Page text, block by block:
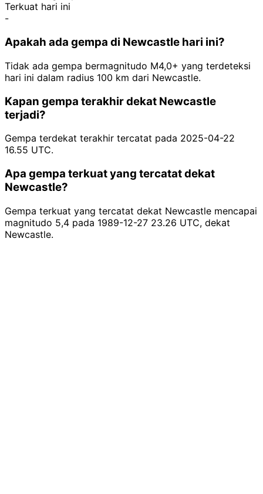
Terkuat hari ini
-
Apakah ada gempa di Newcastle hari ini?
Tidak ada gempa bermagnitudo M4,0+ yang terdeteksi
hari ini dalam radius 100 km dari Newcastle.
Kapan gempa terakhir dekat Newcastle
terjadi?
Gempa terdekat terakhir tercatat pada 2025-04-22
16.55 UTC.
Apa gempa terkuat yang tercatat dekat
Newcastle?
Gempa terkuat yang tercatat dekat Newcastle mencapai
magnitudo 5,4 pada 1989-12-27 23.26 UTC, dekat
Newcastle.